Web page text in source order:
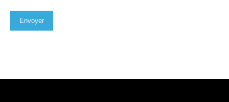
Envoyer